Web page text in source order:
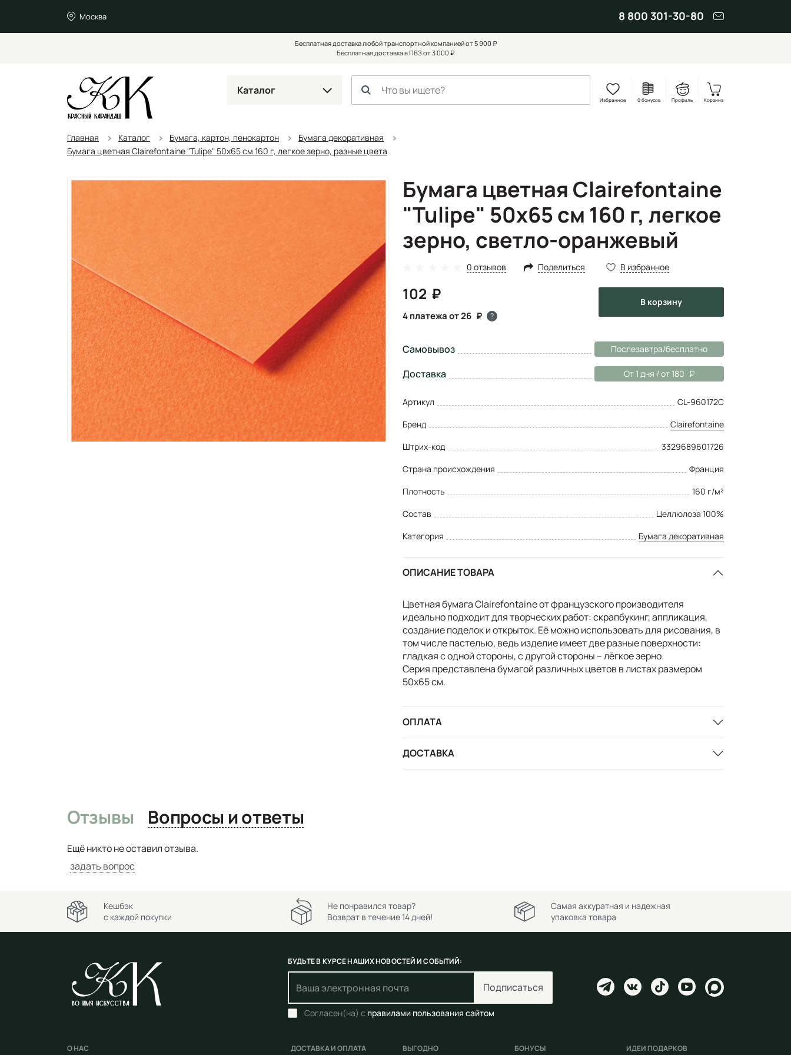
Москва 8 800 301-30-80
Бесплатная доставка любой транспортной компанией от 5 900 ₽
Бесплатная доставка в ПВЗ от 3 000 ₽
Каталог
Избранное 0 бонусов Профиль Корзина
Главная Каталог Бумага, картон, пенокартон
Бумага декоративная
Бумага цветная Clairefontaine "Tulipe" 50х65 см 160 г, легкое зерно, разные цвета
Бумага цветная Clairefontaine
"Tulipe" 50х65 см 160 г, легкое
зерно, светло-оранжевый
0 отзывов Поделиться В избранное
102
4 платежа от 26 ?
в корзину
Самовывоз Послезавтра/бесплатно
Доставка От 1 дня / от 180
Артикул
CL-960172C
Бренд
Clairefontaine
Штрих-код
3329689601726
Страна происхождения
Франция
Плотность
160 г/м²
Состав
Целлюлоза 100%
Категория
Бумага декоративная
ОПИСАНИЕ ТОВАРА
Цветная бумага Clairefontaine от французского производителя
идеально подходит для творческих работ: скрапбукинг, аппликация,
создание поделок и открыток. Её можно использовать для рисования, в
том числе пастелью, ведь изделие имеет две разные поверхности:
гладкая с одной стороны, с другой стороны – лёгкое зерно.
Серия представлена бумагой различных цветов в листах размером
50х65 см.
ОПЛАТА
ДОСТАВКА
Отзывы Вопросы и ответы
Ещё никто не оставил отзыва.
задать вопрос
Кешбэк
с каждой покупки
Не понравился товар?
Возврат в течение 14 дней!
Самая аккуратная и надежная
упаковка товара
БУДЬТЕ В КУРСЕ НАШИХ НОВОСТЕЙ И СОБЫТИЙ:
Подписаться
Согласен(на) с правилами пользования сайтом
О НАС ДОСТАВКА И ОПЛАТА ВЫГОДНО БОНУСЫ ИДЕИ ПОДАРКОВ